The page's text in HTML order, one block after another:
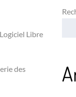
Libre
des